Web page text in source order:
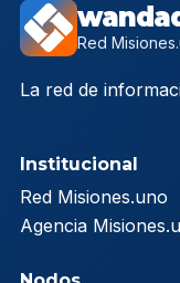
Red
La red de
Institucional
Red Misiones.uno
Agencia